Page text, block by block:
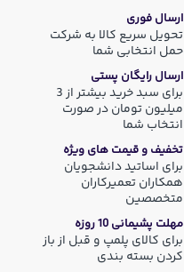
ارسال فوری
تحویل سریع کالا به شرکت
حمل انتخابی شما
ارسال رایگان پستی
برای سبد خرید بیشتر از 3
میلیون تومان در صورت
انتخاب شما
تخفیف و قیمت های ویژه
برای اساتید دانشجویان
همکاران تعمیرکاران
متخصصین
مهلت پشیمانی 10 روزه
برای کالای پلمپ و قبل از باز
کردن بسته بندی